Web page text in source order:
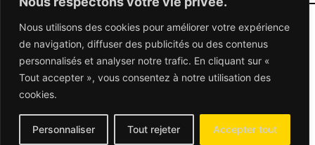
Nous utilisons des cookies pour améliorer votre expérience
de navigation, diffuser des publicités ou des contenus
personnalisés et analyser notre trafic. En cliquant sur «
Tout accepter », vous consentez à notre utilisation des
cookies.
Personnaliser Tout rejeter Accepter tout
06 95 95 70 70
© 2026 Dépannage Vitrier - Tous droits réservés
Dépannage vitrerie en France : Des solutions
adaptées à vos besoins
Mentions Légales-Contactez-nous